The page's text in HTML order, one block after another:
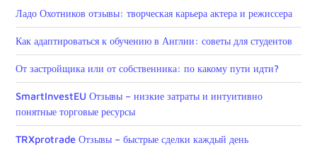
Ладо Охотников отзывы: творческая карьера актера и режиссера
Как адаптироваться к обучению в Англии: советы для студентов
От застройщика или от собственника: по какому пути идти?
SmartInvestEU Отзывы – низкие затраты и интуитивно
понятные торговые ресурсы
TRXprotrade Отзывы – быстрые сделки каждый день